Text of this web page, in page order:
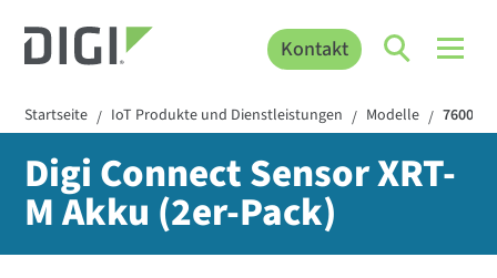
Kontakt
Startseite / IoT Produkte und Dienstleistungen / Modelle /
Digi Connect Sensor XRT-
M Akku (2er-Pack)